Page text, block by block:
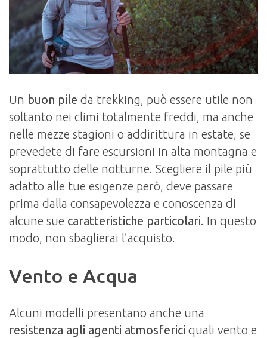
Un buon pile da trekking, può essere utile non
soltanto nei climi totalmente freddi, ma anche
nelle mezze stagioni o addirittura in estate, se
prevedete di fare escursioni in alta montagna e
soprattutto delle notturne. Scegliere il pile più
adatto alle tue esigenze però, deve passare
prima dalla consapevolezza e conoscenza di
alcune sue caratteristiche particolari. In questo
modo, non sbaglierai l’acquisto.
Vento e Acqua
Alcuni modelli presentano anche una
resistenza agli agenti atmosferici quali vento e